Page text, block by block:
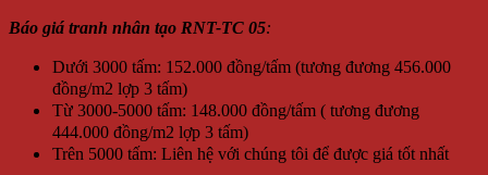
Báo giá tranh nhân tạo RNT-TC 05:
Dưới 3000 tấm: 152.000 đồng/tấm (tương đương 456.000
đồng/m2 lợp 3 tấm)
Từ 3000-5000 tấm: 148.000 đồng/tấm ( tương đương
444.000 đồng/m2 lợp 3 tấm)
Trên 5000 tấm: Liên hệ với chúng tôi để được giá tốt nhất